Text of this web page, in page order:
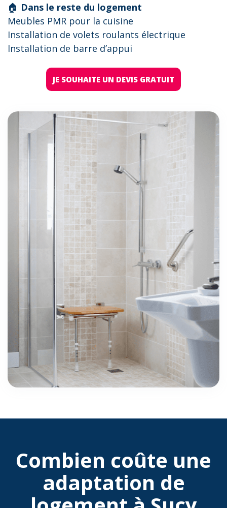
🏠 Dans le reste du logement
Meubles PMR pour la cuisine
Installation de volets roulants électrique
Installation de barre d’appui
JE SOUHAITE UN DEVIS GRATUIT
Combien coûte une
adaptation de